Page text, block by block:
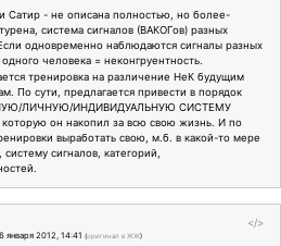
Сатир - не описана полностью, но более-
система сигналов (ВАКОГов) разных
одновременно наблюдаются сигналы разных
человека = неконгруентность.
тренировка на различение НеК будущим
По сути, предлагается привести в порядок
ЛИЧНУЮ/ИНДИВИДУАЛЬНУЮ СИСТЕМУ
он накопил за всю свою жизнь. И по
выработать свою, м.б. в какой-то мере
сигналов, категорий,
</>
января 2012, 14:41 (оригинал в ЖЖ)